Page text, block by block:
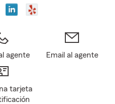
agente Email al agente
tarjeta